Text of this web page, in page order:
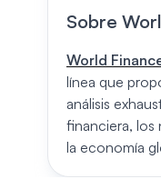
Sobre
World
línea que
análisis
financiera, los
la economía